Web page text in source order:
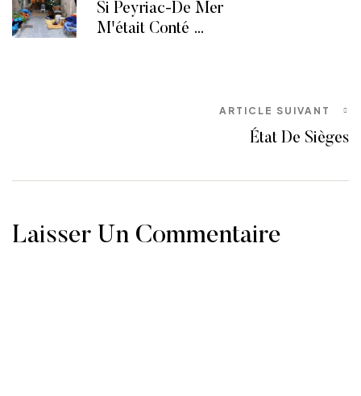
Si Peyriac-De Mer
M'était Conté …
ARTICLE SUIVANT
État De Sièges
Laisser Un Commentaire